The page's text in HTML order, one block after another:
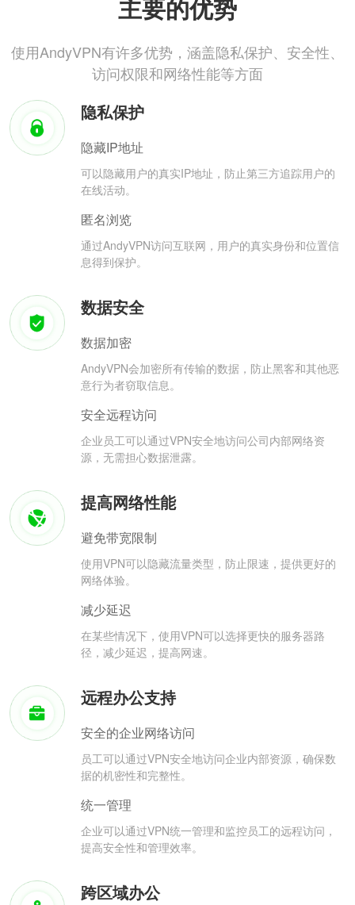
主要的优势
使用AndyVPN有许多优势，涵盖隐私保护、安全性、
访问权限和网络性能等方面
隐私保护
隐藏IP地址
可以隐藏用户的真实IP地址，防止第三方追踪用户的
在线活动。
匿名浏览
通过AndyVPN访问互联网，用户的真实身份和位置信
息得到保护。
数据安全
数据加密
AndyVPN会加密所有传输的数据，防止黑客和其他恶
意行为者窃取信息。
安全远程访问
企业员工可以通过VPN安全地访问公司内部网络资
源，无需担心数据泄露。
提高网络性能
避免带宽限制
使用VPN可以隐藏流量类型，防止限速，提供更好的
网络体验。
减少延迟
在某些情况下，使用VPN可以选择更快的服务器路
径，减少延迟，提高网速。
远程办公支持
安全的企业网络访问
员工可以通过VPN安全地访问企业内部资源，确保数
据的机密性和完整性。
统一管理
企业可以通过VPN统一管理和监控员工的远程访问，
提高安全性和管理效率。
跨区域办公